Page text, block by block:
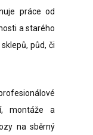
práce od
a starého
půd, či
montáže a
na sběrný